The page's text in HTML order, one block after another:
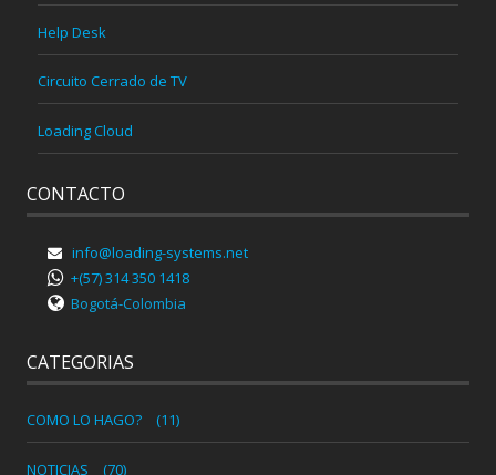
Help Desk
Circuito Cerrado de TV
Loading Cloud
CONTACTO
info@loading-systems.net
+(57) 314 350 1418
Bogotá-Colombia
CATEGORIAS
COMO LO HAGO? (11)
NOTICIAS (70)